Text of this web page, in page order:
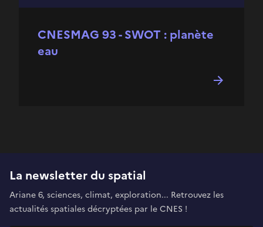
CNESMAG 93 - SWOT : planète
eau
La newsletter du spatial
Ariane 6, sciences, climat, exploration... Retrouvez les
actualités spatiales décryptées par le CNES !